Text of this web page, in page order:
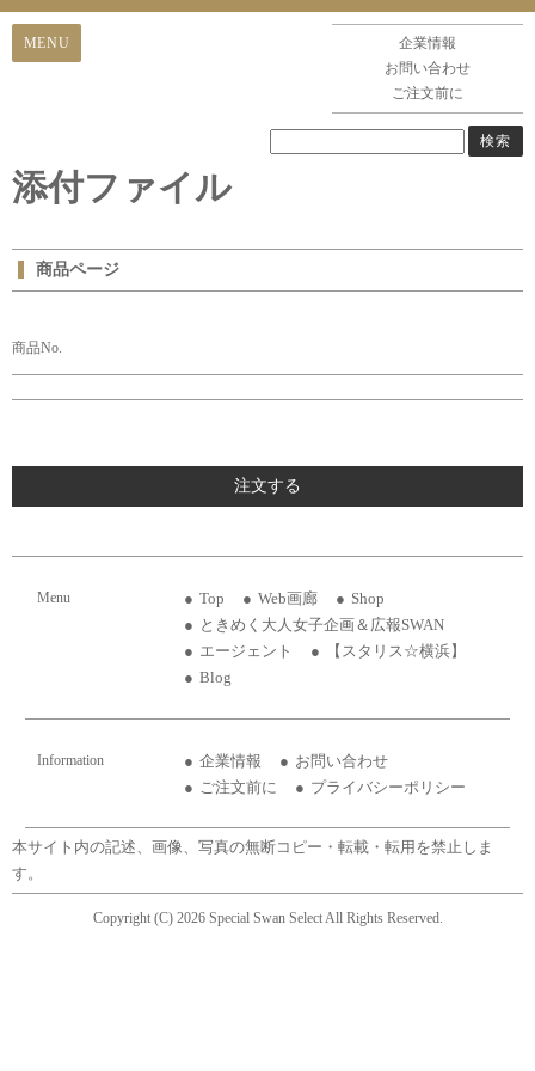
企業情報
お問い合わせ
ご注文前に
添付ファイル
商品ページ
商品No.
注文する
Menu Top Web画廊
Shop
ときめく大人女子企画＆広報SWAN
エージェント
【スタリス☆横浜】
Blog
Information 企業情報
お問い合わせ
ご注文前に
プライバシーポリシー
本サイト内の記述、画像、写真の無断コピー・転載・転用を禁止しま
す。
Copyright (C) 2026 Special Swan Select All Rights Reserved.